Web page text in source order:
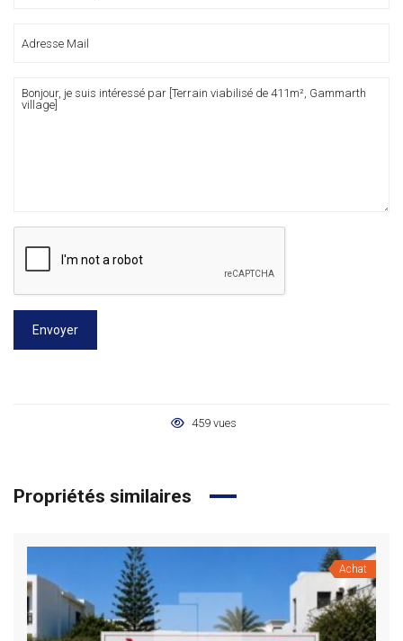
Envoyer
459 vues
Propriétés similaires
Achat